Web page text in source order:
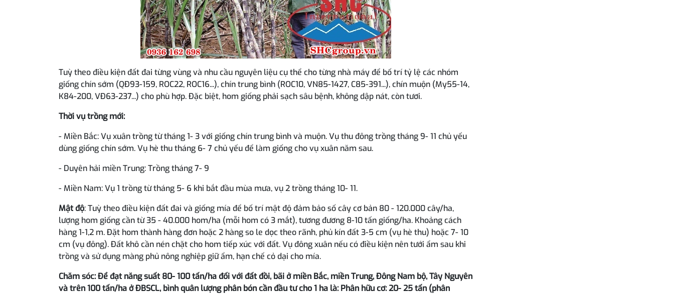
Tuỳ theo điều kiện đất đai từng vùng và nhu cầu nguyên liệu cụ thể cho từng nhà máy để bố trí tỷ lệ các nhóm
giống chín sớm (QĐ93-159, ROC22, ROC16...), chín trung bình (ROC10, VN85-1427, C85-391...), chín muộn (My55-14,
K84-200, VĐ63-237...) cho phù hợp. Đặc biệt, hom giống phải sạch sâu bệnh, không dập nát, còn tươi.
Thời vụ trồng mới:
- Miền Bắc: Vụ xuân trồng từ tháng 1- 3 với giống chín trung bình và muộn. Vụ thu đông trồng tháng 9- 11 chủ yếu
dùng giống chín sớm. Vụ hè thu tháng 6- 7 chủ yếu để làm giống cho vụ xuân năm sau.
- Duyên hải miền Trung: Trồng tháng 7- 9
- Miền Nam: Vụ 1 trồng từ tháng 5- 6 khi bắt đầu mùa mưa, vụ 2 trồng tháng 10- 11.
Mật độ: Tuỳ theo điều kiện đất đai và giống mía để bố trí mật độ đảm bảo số cây cơ bản 80 - 120.000 cây/ha,
lượng hom giống cần từ 35 - 40.000 hom/ha (mỗi hom có 3 mắt), tương đương 8-10 tấn giống/ha. Khoảng cách
hàng 1-1,2 m. Đặt hom thành hàng đơn hoặc 2 hàng so le dọc theo rãnh, phủ kín đất 3-5 cm (vụ hè thu) hoặc 7- 10
cm (vụ đông). Đất khô cần nén chặt cho hom tiếp xúc với đất. Vụ đông xuân nếu có điều kiện nên tưới ẩm sau khi
trồng và sử dụng màng phủ nông nghiệp giữ ẩm, hạn chế cỏ dại cho mía.
Chăm sóc: Để đạt năng suất 80- 100 tấn/ha đối với đất đồi, bãi ở miền Bắc, miền Trung, Đông Nam bộ, Tây Nguyên
và trên 100 tấn/ha ở ĐBSCL, bình quân lượng phân bón cần đầu tư cho 1 ha là: Phân hữu cơ: 20- 25 tấn (phân